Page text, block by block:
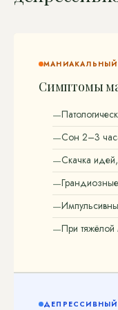
Симптомы
Сон 2–3
Скачка
При